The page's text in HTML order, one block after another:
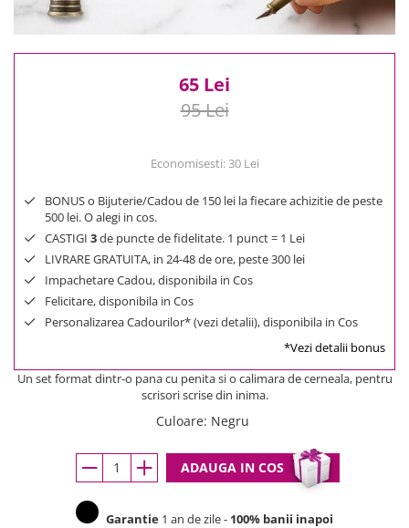
200 Lei - 300 Lei
300 Lei - 500 Lei
65 Lei
95 Lei
Economisesti:30 Lei
BONUS o Bijuterie/Cadou de 150 lei la fiecare achizitie de peste
500 lei. O alegi in cos.
CASTIGI 3de puncte de fidelitate. 1 punct = 1 Lei
LIVRARE GRATUITA, in 24-48 de ore, peste 300 lei
Impachetare Cadou, disponibila in Cos
Felicitare, disponibila in Cos
Personalizarea Cadourilor* (vezi detalii), disponibila in Cos
*Vezi detalii bonus
Un set format dintr-o pana cu penita si o calimara de cerneala, pentru
scrisori scrise din inima.
Culoare: Negru
ADAUGA IN COS
Garantie 1 an de zile - 100% banii inapoi